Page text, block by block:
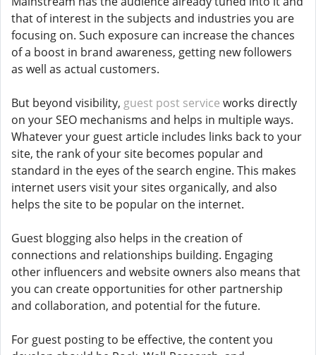
that of interest in the subjects and industries you are
focusing on. Such exposure can increase the chances
of a boost in brand awareness, getting new followers
as well as actual customers.
But beyond visibility, guest post service works directly
on your SEO mechanisms and helps in multiple ways.
Whatever your guest article includes links back to your
site, the rank of your site becomes popular and
standard in the eyes of the search engine. This makes
internet users visit your sites organically, and also
helps the site to be popular on the internet.
Guest blogging also helps in the creation of
connections and relationships building. Engaging
other influencers and website owners also means that
you can create opportunities for other partnership
and collaboration, and potential for the future.
For guest posting to be effective, the content you